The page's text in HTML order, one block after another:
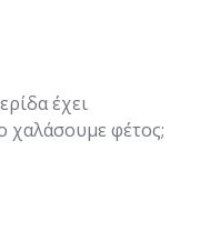
έχει
χαλάσουμε φέτος;